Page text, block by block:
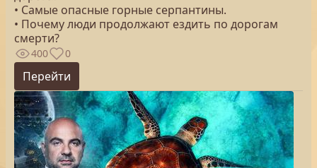
• Самые опасные горные серпантины.
• Почему люди продолжают ездить по дорогам
смерти?
400 0
Перейти